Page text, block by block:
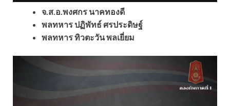
จ.ส.อ.พงศกร นาคทองดี
พลทหาร ปฏิพัทธ์ ศรประดิษฐ์
พลทหาร ทิวตะวัน พลเยี่ยม